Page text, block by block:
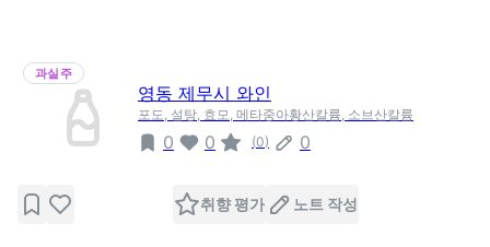
과실주
영동 제무시 와인
포도, 설탕, 효모, 메타중아황산칼륨, 소브산칼륨
0 0 (0) 0
취향 평가 노트 작성